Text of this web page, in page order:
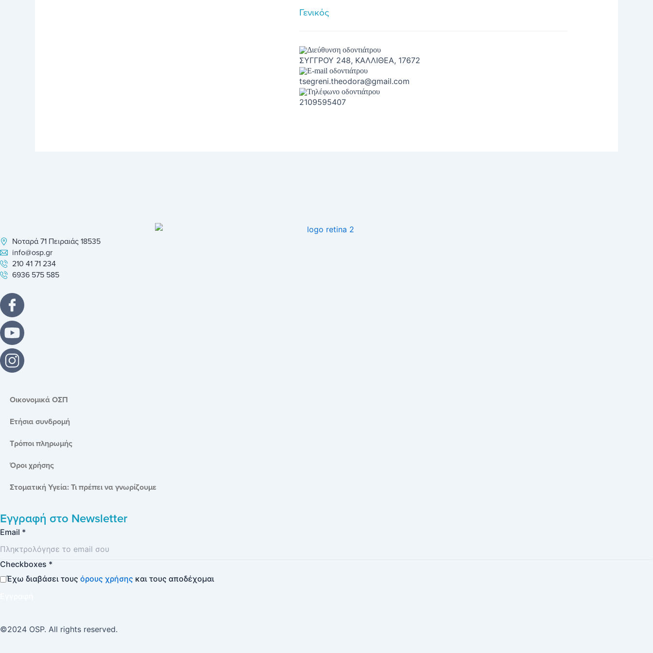
Γενικός
ΣΥΓΓΡΟΥ 248, ΚΑΛΛΙΘΕΑ, 17672
tsegreni.theodora@gmail.com
2109595407
Νοταρά 71 Πειραιάς 18535
info@osp.gr
210 41 71 234
6936 575 585
Οικονομικά ΟΣΠ
Ετήσια συνδρομή
Τρόποι πληρωμής
Όροι χρήσης
Στοματική Υγεία: Τι πρέπει να γνωρίζουμε
Εγγραφή στο Newsletter
Email *
Checkboxes *
Έχω διαβάσει τους όρους χρήσης και τους αποδέχομαι
©2024 OSP. All rights reserved.